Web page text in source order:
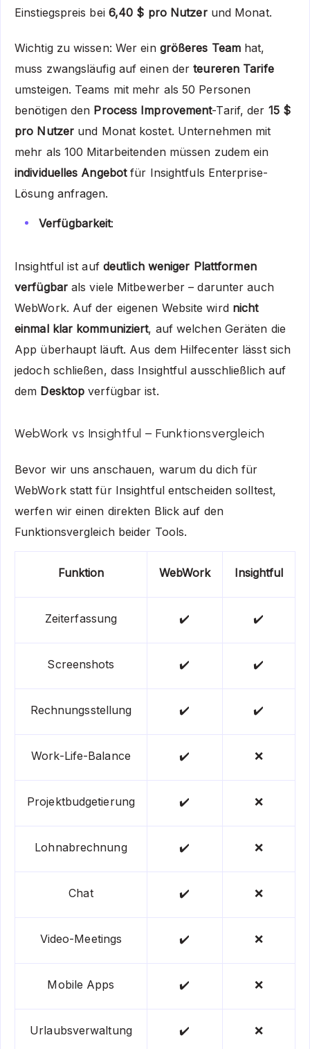
Einstiegspreis bei 6,40 $ pro Nutzerund Monat.
Wichtig zu wissen: Wer ein größeres Team hat,
muss zwangsläufig auf einen derteureren Tarife
umsteigen. Teams mit mehr als 50 Personen
benötigen den Process Improvement-Tarif, der 15 $
pro Nutzer und Monat kostet. Unternehmen mit
mehr als 100 Mitarbeitenden müssen zudem ein
individuelles Angebotfür Insightfuls Enterprise-
Lösung anfragen.
Verfügbarkeit:
Insightful ist auf deutlich weniger Plattformen
verfügbarals viele Mitbewerber – darunter auch
WebWork. Auf der eigenen Website wird nicht
einmal klar kommuniziert, auf welchen Geräten die
App überhaupt läuft. Aus dem Hilfecenter lässt sich
jedoch schließen, dass Insightful ausschließlich auf
dem Desktop verfügbar ist.
WebWork vs Insightful – Funktionsvergleich
Bevor wir uns anschauen, warum du dich für
WebWork statt für Insightful entscheiden solltest,
werfen wir einen direkten Blick auf den
Funktionsvergleich beider Tools.
Funktion WebWork Insightful
Zeiterfassung ✔️ ✔️
Screenshots ✔️ ✔️
Rechnungsstellung ✔️ ✔️
Work-Life-Balance ✔️ ❌
Projektbudgetierung ✔️ ❌
Lohnabrechnung ✔️ ❌
Chat ✔️ ❌
Video-Meetings ✔️ ❌
Mobile Apps ✔️ ❌
Urlaubsverwaltung ✔️ ❌